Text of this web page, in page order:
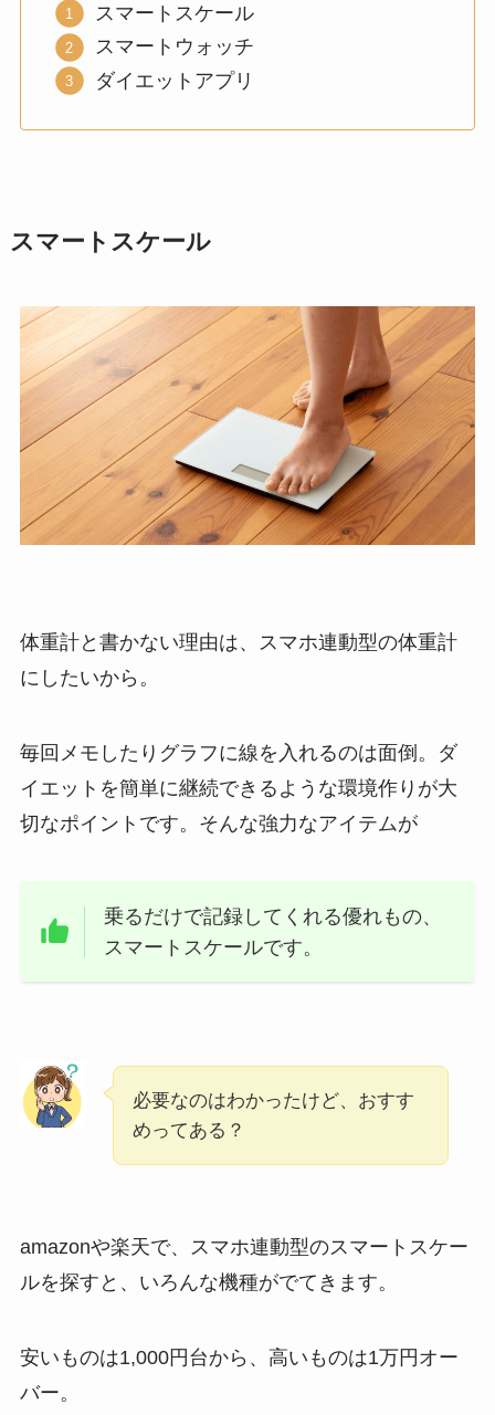
スマートスケール
スマートウォッチ
ダイエットアプリ
スマートスケール
体重計と書かない理由は、スマホ連動型の体重計
にしたいから。
毎回メモしたりグラフに線を入れるのは面倒。ダ
イエットを簡単に継続できるような環境作りが大
切なポイントです。そんな強力なアイテムが
乗るだけで記録してくれる優れもの、
スマートスケールです。
必要なのはわかったけど、おすす
めってある？
amazonや楽天で、スマホ連動型のスマートスケー
ルを探すと、いろんな機種がでてきます。
安いものは1,000円台から、高いものは1万円オー
バー。